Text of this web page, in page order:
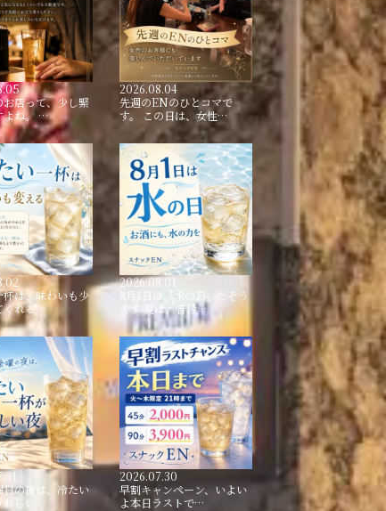
お店って、少し緊
よね。 …
2026.08.04
先週のENのひとコマで
す。 この日は、女性…
杯は、味わいも少
くれる…
2026.08.01
8月1日は「水の日」だそう
です 夏は、普段…
日の夜は、冷たい
れしい…
2026.07.30
早割キャンペーン、いよい
よ本日ラストで…